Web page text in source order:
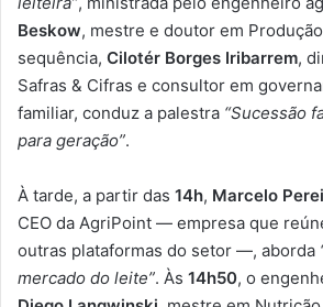
Beskow, mestre e doutor em
sequência, Cilotér Borges Iribarrem,
Safras & Cifras e consultor em
familiar, conduz a palestra “Sucessão
para geração”.
À tarde, a partir das 14h, Marcelo
CEO da AgriPoint — empresa que
outras plataformas do setor —, aborda
mercado do leite”. Às 14h50, o